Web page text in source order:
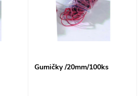
Gumičky /20mm/100ks